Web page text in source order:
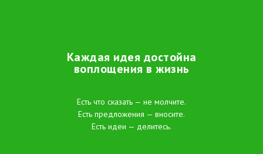
Каждая идея достойна
воплощения в жизнь
Есть что сказать — не молчите.
Есть предложения — вносите.
Есть идеи — делитесь.